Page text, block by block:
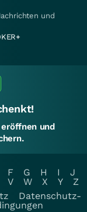
und
eröffnen und
F G H I
J
V W X Y
Z
Datenschutz-